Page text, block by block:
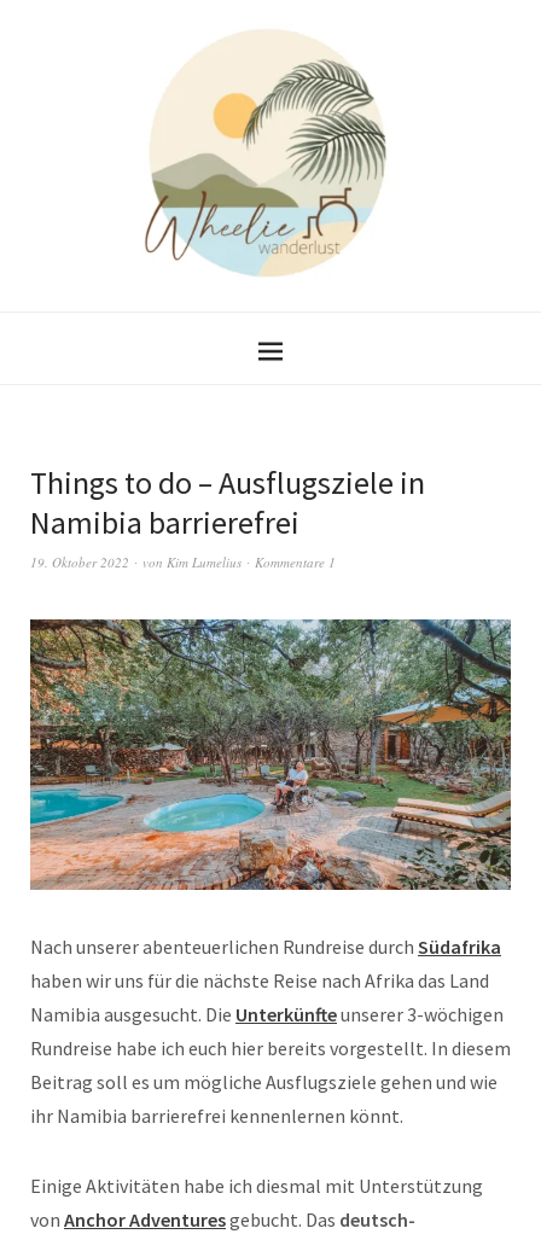
Things to do – Ausflugsziele in
Namibia barrierefrei
19. Oktober 2022 von Kim Lumelius Kommentare 1
Nach unserer abenteuerlichen Rundreise durch Südafrika
haben wir uns für die nächste Reise nach Afrika das Land
Namibia ausgesucht. Die Unterkünfteunserer 3-wöchigen
Rundreise habe ich euch hier bereits vorgestellt. In diesem
Beitrag soll es um mögliche Ausflugsziele gehen und wie
ihr Namibia barrierefrei kennenlernen könnt.
Einige Aktivitäten habe ich diesmal mit Unterstützung
von Anchor Adventuresgebucht. Das deutsch-